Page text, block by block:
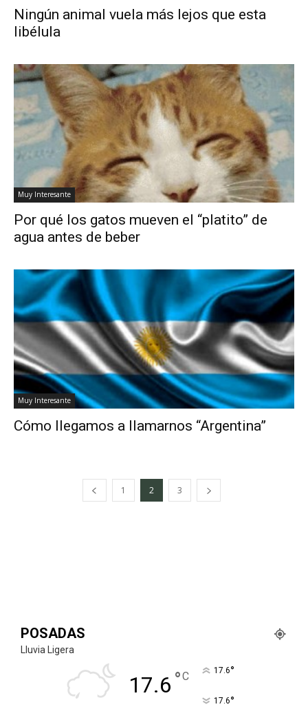
Ningún animal vuela más lejos que esta
libélula
Muy Interesante
Por qué los gatos mueven el “platito” de
agua antes de beber
Muy Interesante
Cómo llegamos a llamarnos “Argentina”
1 2 3
POSADAS
Lluvia Ligera
17.6 °C 17.6°
17.6°